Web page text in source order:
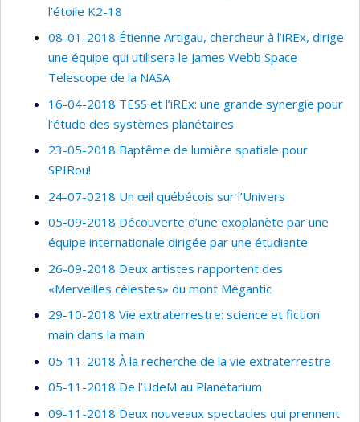
l’étoile K2-18
08-01-2018 Étienne Artigau, chercheur à l’iREx, dirige
une équipe qui utilisera le James Webb Space
Telescope de la NASA
16-04-2018 TESS et l’iREx: une grande synergie pour
l’étude des systèmes planétaires
23-05-2018 Baptême de lumière spatiale pour
SPIRou!
24-07-0218 Un œil québécois sur l’Univers
05-09-2018 Découverte d’une exoplanète par une
équipe internationale dirigée par une étudiante
26-09-2018 Deux artistes rapportent des
«Merveilles célestes» du mont Mégantic
29-10-2018 Vie extraterrestre: science et fiction
main dans la main
05-11-2018 À la recherche de la vie extraterrestre
05-11-2018 De l’UdeM au Planétarium
09-11-2018 Deux nouveaux spectacles qui prennent